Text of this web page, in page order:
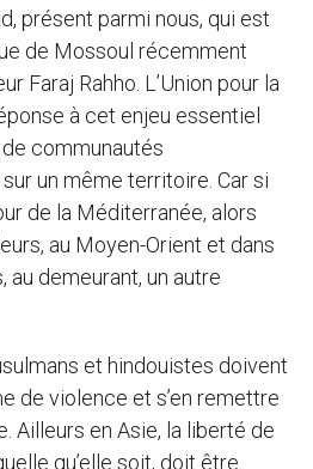
présent parmi nous, qui est
de Mossoul récemment
Faraj Rahho. L’Union pour la
à cet enjeu essentiel
communautés
un même territoire. Car si
de la Méditerranée, alors
au Moyen-Orient et dans
au demeurant, un autre
et hindouistes doivent
de violence et s’en remettre
Ailleurs en Asie, la liberté de
qu’elle soit, doit être